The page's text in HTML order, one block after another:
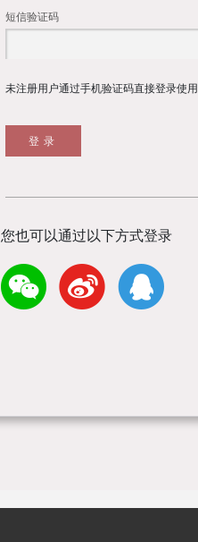
短信验证码
未注册用户通过手机验证码直接登录使用
登录
您也可以通过以下方式登录